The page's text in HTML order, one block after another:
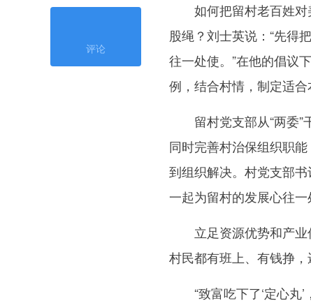
评论
如何把留村老百姓对
股绳？刘士英说：“先得
往一处使。”在他的倡议
例，结合村情，制定适合
留村党支部从“两委”
同时完善村治保组织职
到组织解决。村党支部
一起为留村的发展心往一
立足资源优势和产业
村民都有班上、有钱挣，
“致富吃下了‘定心丸’